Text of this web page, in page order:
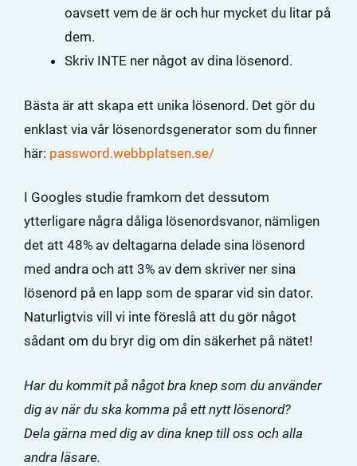
oavsett vem de är och hur mycket du litar på
dem.
Skriv INTE ner något av dina lösenord.
Bästa är att skapa ett unika lösenord. Det gör du
enklast via vår lösenordsgenerator som du finner
här: password.webbplatsen.se/
I Googles studie framkom det dessutom
ytterligare några dåliga lösenordsvanor, nämligen
det att 48% av deltagarna delade sina lösenord
med andra och att 3% av dem skriver ner sina
lösenord på en lapp som de sparar vid sin dator.
Naturligtvis vill vi inte föreslå att du gör något
sådant om du bryr dig om din säkerhet på nätet!
Har du kommit på något bra knep som du använder
dig av när du ska komma på ett nytt lösenord?
Dela gärna med dig av dina knep till oss och alla
andra läsare.